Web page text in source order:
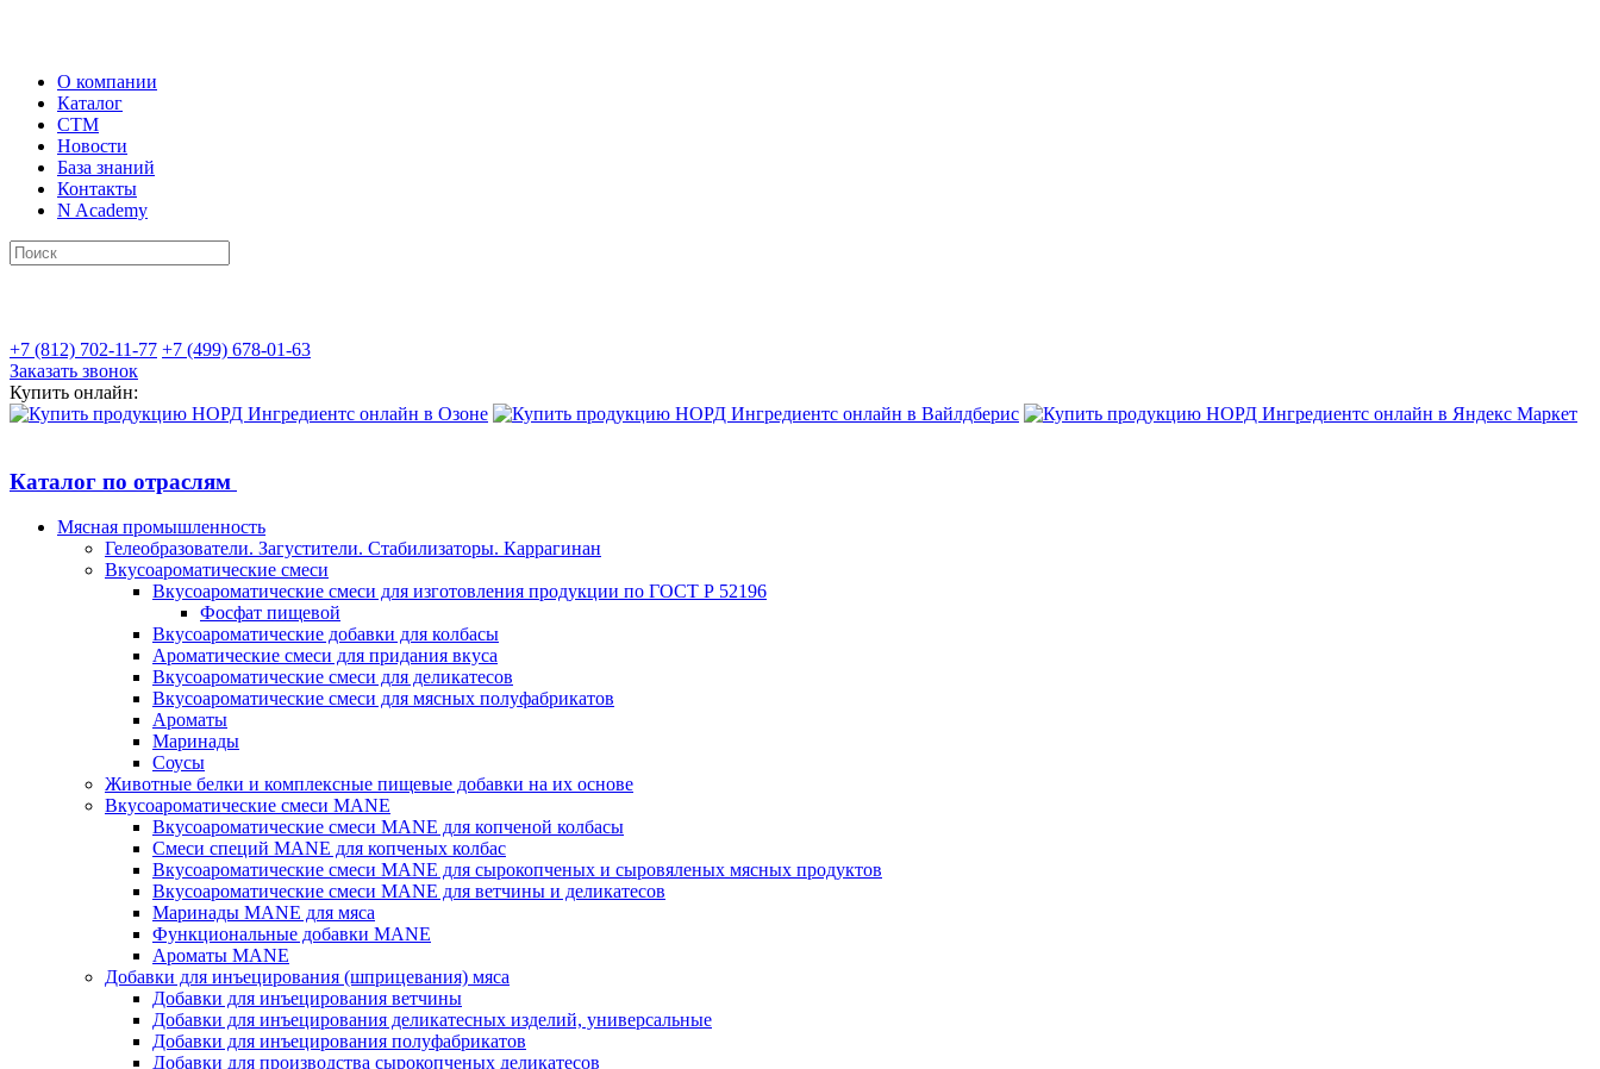
О компании
Каталог
СТМ
Новости
База знаний
Контакты
N Academy
+7 (812) 702-11-77 +7 (499) 678-01-63
Заказать звонок
Купить онлайн:
Каталог по отраслям
Мясная промышленность
Гелеобразователи. Загустители. Стабилизаторы. Каррагинан
Вкусоароматические смеси
Вкусоароматические смеси для изготовления продукции по ГОСТ Р 52196
Фосфат пищевой
Вкусоароматические добавки для колбасы
Ароматические смеси для придания вкуса
Вкусоароматические смеси для деликатесов
Вкусоароматические смеси для мясных полуфабрикатов
Ароматы
Маринады
Соусы
Животные белки и комплексные пищевые добавки на их основе
Вкусоароматические смеси MANE
Вкусоароматические смеси MANE для копченой колбасы
Смеси специй MANE для копченых колбас
Вкусоароматические смеси MANE для сырокопченых и сыровяленых мясных продуктов
Вкусоароматические смеси MANE для ветчины и деликатесов
Маринады MANE для мяса
Функциональные добавки MANE
Ароматы MANE
Добавки для инъецирования (шприцевания) мяса
Добавки для инъецирования ветчины
Добавки для инъецирования деликатесных изделий, универсальные
Добавки для инъецирования полуфабрикатов
Добавки для производства сырокопченых деликатесов